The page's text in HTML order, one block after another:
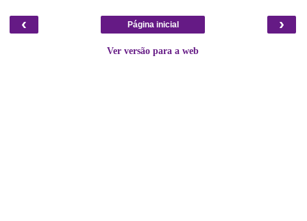
‹ ›
Página inicial
Ver versão para a web